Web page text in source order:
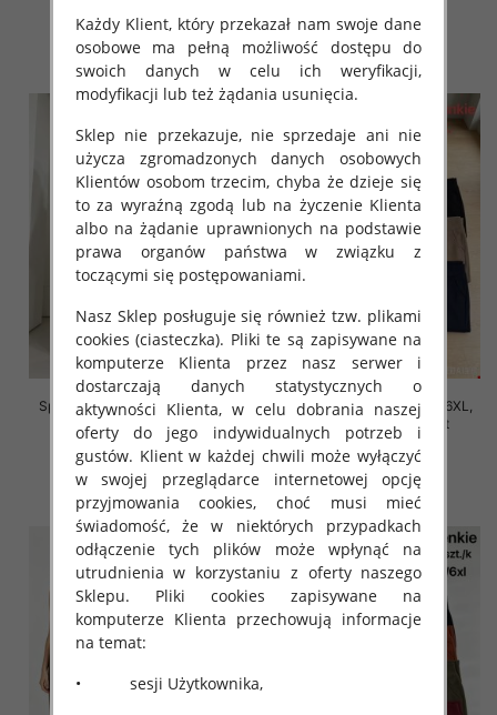
16.00 zł
szczegóły
16.00 zł
szczegóły
Spodnie damskie Roz 2XL-6XL,
Mix Kolor Paczka 12 szt
16.00 zł
szczegóły
Spodnie damskie Roz 2XL-6XL,
Mix Kolor Paczka 12 szt
16.00 zł
szczegóły
Każdy Klient, który przekazał nam swoje dane
osobowe ma pełną możliwość dostępu do
swoich danych w celu ich weryfikacji,
modyfikacji lub też żądania usunięcia.
Sklep nie przekazuje, nie sprzedaje ani nie
użycza zgromadzonych danych osobowych
Klientów osobom trzecim, chyba że dzieje się
to za wyraźną zgodą lub na życzenie Klienta
albo na żądanie uprawnionych na podstawie
prawa organów państwa w związku z
toczącymi się postępowaniami.
Nasz Sklep posługuje się również tzw. plikami
cookies (ciasteczka). Pliki te są zapisywane na
komputerze Klienta przez nasz serwer i
dostarczają danych statystycznych o
aktywności Klienta, w celu dobrania naszej
oferty do jego indywidualnych potrzeb i
gustów. Klient w każdej chwili może wyłączyć
w swojej przeglądarce internetowej opcję
przyjmowania cookies, choć musi mieć
świadomość, że w niektórych przypadkach
odłączenie tych plików może wpłynąć na
utrudnienia w korzystaniu z oferty naszego
Sklepu. Pliki cookies zapisywane na
komputerze Klienta przechowują informacje
na temat:
• sesji Użytkownika,